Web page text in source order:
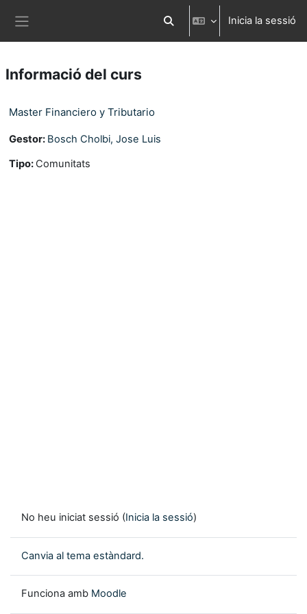
Commuta l'entrada de la cerca
Inicia la sessió
Informació del curs
Master Financiero y Tributario
Gestor: Bosch Cholbi, Jose Luis
Tipo: Comunitats
No heu iniciat sessió (Inicia la sessió)
Canvia al tema estàndard.
Funciona amb Moodle